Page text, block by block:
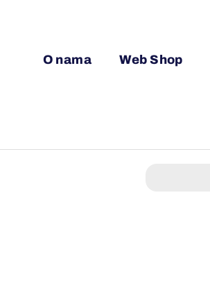
O nama Web Shop